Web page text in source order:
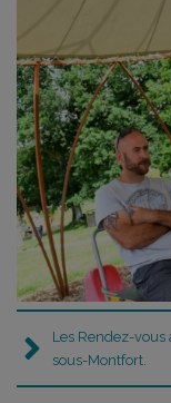
Les Rendez-vous
sous-Montfort.